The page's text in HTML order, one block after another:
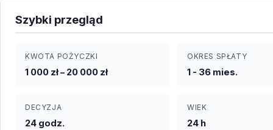
Szybki przegląd
KWOTA POŻYCZKI
1 000 zł – 20 000 zł
OKRES SPŁATY
1 - 36 mies.
DECYZJA
24 godz.
WIEK
24 h